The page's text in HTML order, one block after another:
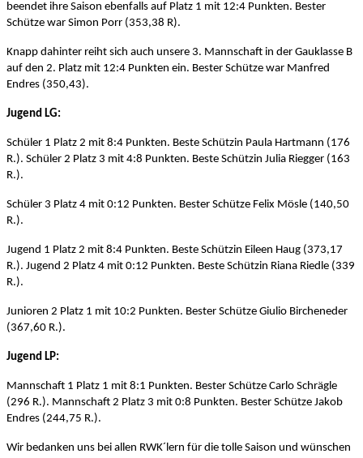
beendet ihre Saison ebenfalls auf Platz 1 mit 12:4 Punkten. Bester
Schütze war Simon Porr (353,38 R).
Knapp dahinter reiht sich auch unsere 3. Mannschaft in der Gauklasse B
auf den 2. Platz mit 12:4 Punkten ein. Bester Schütze war Manfred
Endres (350,43).
Jugend LG:
Schüler 1 Platz 2 mit 8:4 Punkten. Beste Schützin Paula Hartmann (176
R.). Schüler 2 Platz 3 mit 4:8 Punkten. Beste Schützin Julia Riegger (163
R.).
Schüler 3 Platz 4 mit 0:12 Punkten. Bester Schütze Felix Mösle (140,50
R.).
Jugend 1 Platz 2 mit 8:4 Punkten. Beste Schützin Eileen Haug (373,17
R.). Jugend 2 Platz 4 mit 0:12 Punkten. Beste Schützin Riana Riedle (339
R.).
Junioren 2 Platz 1 mit 10:2 Punkten. Bester Schütze Giulio Bircheneder
(367,60 R.).
Jugend LP:
Mannschaft 1 Platz 1 mit 8:1 Punkten. Bester Schütze Carlo Schrägle
(296 R.). Mannschaft 2 Platz 3 mit 0:8 Punkten. Bester Schütze Jakob
Endres (244,75 R.).
Wir bedanken uns bei allen RWK´lern für die tolle Saison und wünschen